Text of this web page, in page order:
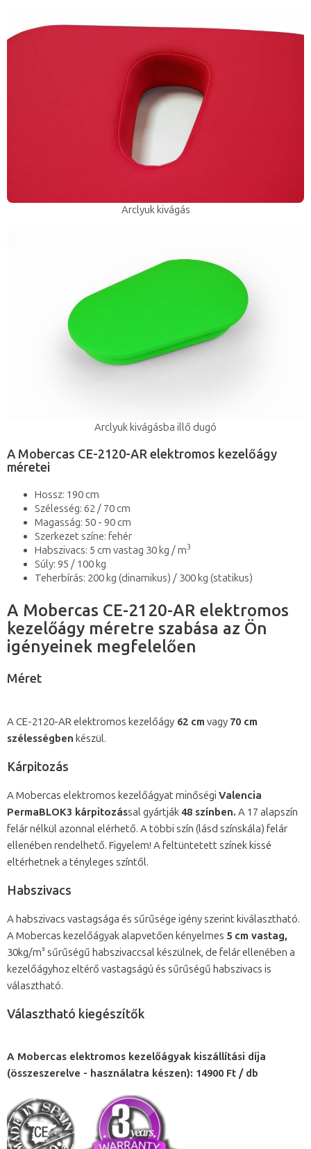
Arclyuk kivágás
Arclyuk kivágásba illő dugó
A Mobercas CE-2120-AR elektromos kezelőágy
méretei
Hossz: 190 cm
Szélesség: 62 / 70 cm
Magasság: 50 - 90 cm
Szerkezet színe: fehér
Habszivacs: 5 cm vastag 30 kg / m3
Súly: 95 / 100 kg
Teherbírás: 200 kg (dinamikus) / 300 kg (statikus)
A Mobercas CE-2120-AR elektromos
kezelőágy méretre szabása az Ön
igényeinek megfelelően
Méret
A CE-2120-AR elektromos kezelőágy 62 cm vagy 70 cm
szélességben készül.
Kárpitozás
A Mobercas elektromos kezelőágyat minőségi Valencia
PermaBLOK3 kárpitozással gyártják 48 színben. A 17 alapszín
felár nélkül azonnal elérhető. A többi szín (lásd színskála) felár
ellenében rendelhető. Figyelem! A feltüntetett színek kissé
eltérhetnek a tényleges színtől.
Habszivacs
A habszivacs vastagsága és sűrűsége igény szerint kiválasztható.
A Mobercas kezelőágyak alapvetően kényelmes 5 cm vastag,
30kg/m³ sűrűségű habszivaccsal készülnek, de felár ellenében a
kezelőágyhoz eltérő vastagságú és sűrűségű habszivacs is
választható.
Választható kiegészítők
A Mobercas elektromos kezelőágyak kiszállítási díja
(összeszerelve - használatra készen): 14900 Ft / db